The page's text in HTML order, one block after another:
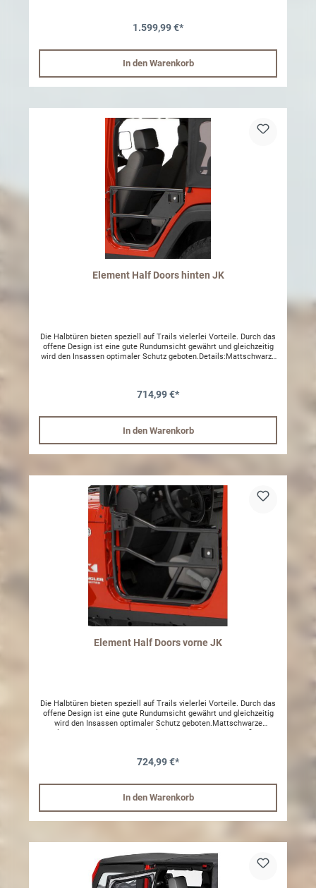
Sie die Tür öffnen oder den Schlüsselknopf drücken. Ästhetische
von OFD sind aus Aluminium gefertigt und mit einer
Korrosionsschutzbeschichtung versehen . Die Montagehalterungen
sind aus robustem Stahl gefertigt. Um eine genaue Anpassung an
die Linienführung des Autos zu gewährleisten, sind die seitlichen
Trittstufen verstellbar. Sie bieten höchsten Komfort ohne die Optik
Aluminium Halterungen aus Stahl und Aluminium,
pulverbeschichtet Edelstahlstifte Jede Stufe wird an drei
Befestigungspunkten befestigt Rutschfeste Oberfläche Logo des
Automodells – lasergraviertes Logo auf jeder Stufe
Elektronikmodul mit Kabelbaum Gewichtskapazität von 270 kg pro
Stufe Automatisches Aus- und Einfahren bei jeder Türöffnung und -
schließung Können bei Hindernissen automatisch innehalten Kein
Bohren erforderlich Plug & Play ACHTUNG: ohne TÜV
Teilegutachten oder ABE:Bitte prüfen Sie vor Kauf und Montage mit
Ihrer Prüfstelle, ob eine Abnahme mit Eintragung möglich ist. Gerne
helfen wir Ihnen bei Fragen weiter. Um die Beständigkeit des
Materials zu erhalten sollte das Produkt regelmäßig gereinigt und
mit einem wasserabweisenden Film (z.B. Wachs) behandelt
werden. Dementsprechend stellen ansonsten entstandene optische
Mängel keinen Reklamationsgrund dar.
1.599,99 €*
In den Warenkorb
Element Half Doors hinten JK
Die Halbtüren bieten speziell auf Trails vielerlei Vorteile. Durch das
offene Design ist eine gute Rundumsicht gewährt und gleichzeitig
wird den Insassen optimaler Schutz geboten.Details:Mattschwarze
notwendig.Lieferumfang:Inkl. Halbtürrahmen hinten,und
Enclosure kit, ein zusätzlicher Einsatz der auch Schmutz draußen
behält, finden Sie in unserem Shop unter der Artikelnummer 51803-
01 und die passenden Aufsteckfenster finden Sie mit der
Artikelnummer 51806-35.
714,99 €*
In den Warenkorb
Element Half Doors vorne JK
Die Halbtüren bieten speziell auf Trails vielerlei Vorteile. Durch das
offene Design ist eine gute Rundumsicht gewährt und gleichzeitig
wird den Insassen optimaler Schutz geboten.Mattschwarze
724,99 €*
In den Warenkorb